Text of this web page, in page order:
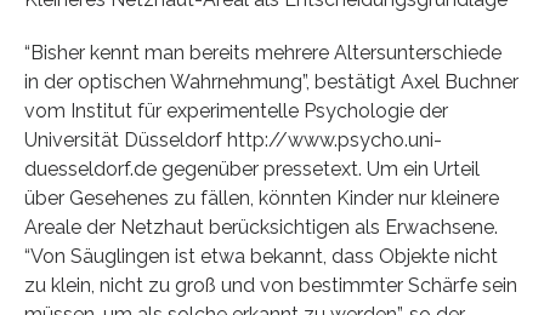
“Bisher kennt man bereits mehrere Altersunterschiede
in der optischen Wahrnehmung”, bestätigt Axel Buchner
vom Institut für experimentelle Psychologie der
Universität Düsseldorf http://www.psycho.uni-
duesseldorf.de gegenüber pressetext. Um ein Urteil
über Gesehenes zu fällen, könnten Kinder nur kleinere
Areale der Netzhaut berücksichtigen als Erwachsene.
“Von Säuglingen ist etwa bekannt, dass Objekte nicht
zu klein, nicht zu groß und von bestimmter Schärfe sein